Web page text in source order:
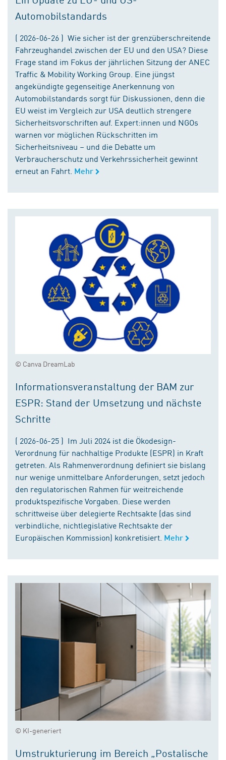
Automobilstandards
( 2026-06-26 ) Wie sicher ist der grenzüberschreitende
Fahrzeughandel zwischen der EU und den USA? Diese
Frage stand im Fokus der jährlichen Sitzung der ANEC
Traffic & Mobility Working Group. Eine jüngst
angekündigte gegenseitige Anerkennung von
Automobilstandards sorgt für Diskussionen, denn die
EU weist im Vergleich zur USA deutlich strengere
Sicherheitsvorschriften auf. Expert:innen und NGOs
warnen vor möglichen Rückschritten im
Sicherheitsniveau – und die Debatte um
Verbraucherschutz und Verkehrssicherheit gewinnt
erneut an Fahrt. Mehr
© Canva DreamLab
Informationsveranstaltung der BAM zur
ESPR: Stand der Umsetzung und nächste
Schritte
( 2026-06-25 ) Im Juli 2024 ist die Ökodesign-
Verordnung für nachhaltige Produkte (ESPR) in Kraft
getreten. Als Rahmenverordnung definiert sie bislang
nur wenige unmittelbare Anforderungen, setzt jedoch
den regulatorischen Rahmen für weitreichende
produktspezifische Vorgaben. Diese werden
schrittweise über delegierte Rechtsakte (das sind
verbindliche, nichtlegislative Rechtsakte der
Europäischen Kommission) konkretisiert. Mehr
© KI-generiert
Umstrukturierung im Bereich „Postalische